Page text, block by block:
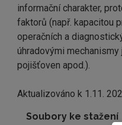
informační charakter,
faktorů (např. kapacitou
operačních a
úhradovými
pojišťoven apod.).
Aktualizováno k 1.11.
Soubory ke stažení